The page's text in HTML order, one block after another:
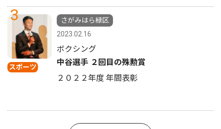
3
スポーツ
さがみはら緑区
2023.02.16
ボクシング
中谷選手 ２回目の殊勲賞
２０２２年度 年間表彰